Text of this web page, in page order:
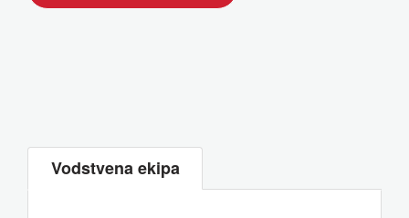
Vodstvena ekipa